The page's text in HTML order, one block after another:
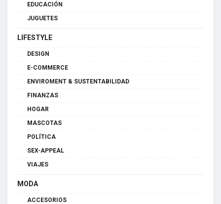
EDUCACIÓN
JUGUETES
LIFESTYLE
DESIGN
E-COMMERCE
ENVIROMENT & SUSTENTABILIDAD
FINANZAS
HOGAR
MASCOTAS
POLÍTICA
SEX-APPEAL
VIAJES
MODA
ACCESORIOS